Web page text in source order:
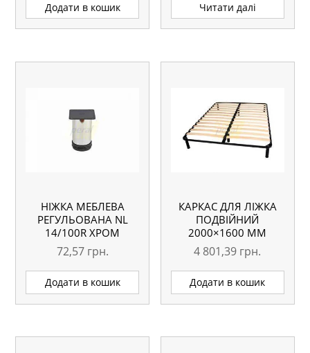
Додати в кошик Читати далі
НІЖКА МЕБЛЕВА
РЕГУЛЬОВАНА NL
14/100R ХРОМ
72,57 грн.
Додати в кошик
КАРКАС ДЛЯ ЛІЖКА
ПОДВІЙНИЙ
2000×1600 ММ
4 801,39 грн.
Додати в кошик